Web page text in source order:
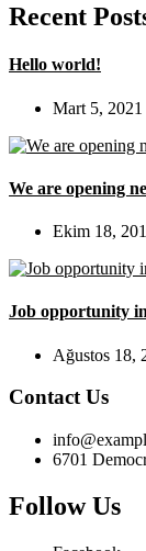
Recent
Hello world!
Mart 5, 2021
We are opening
Ekim 18,
Job opportunity
Ağustos 18,
Contact Us
6701
Follow Us